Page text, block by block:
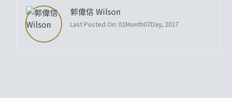
郭偉信 Wilson
Last Posted On: 01Month07Day, 2017